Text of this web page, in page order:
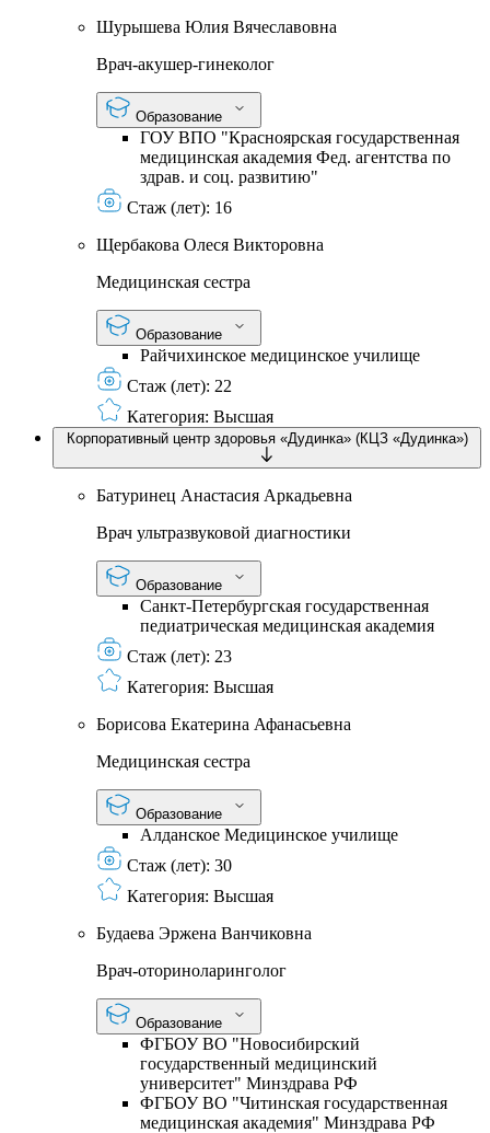
Шурышева Юлия Вячеславовна
Врач-акушер-гинеколог
Образование
ГОУ ВПО "Красноярская государственная
медицинская академия Фед. агентства по
здрав. и соц. развитию"
Стаж (лет): 16
Щербакова Олеся Викторовна
Медицинская сестра
Образование
Райчихинское медицинское училище
Стаж (лет): 22
Категория: Высшая
Корпоративный центр здоровья «Дудинка» (КЦЗ «Дудинка»)
Батуринец Анастасия Аркадьевна
Врач ультразвуковой диагностики
Образование
Санкт-Петербургская государственная
педиатрическая медицинская академия
Стаж (лет): 23
Категория: Высшая
Борисова Екатерина Афанасьевна
Медицинская сестра
Образование
Алданское Медицинское училище
Стаж (лет): 30
Категория: Высшая
Будаева Эржена Ванчиковна
Врач-оториноларинголог
Образование
ФГБОУ ВО "Новосибирский
государственный медицинский
университет" Минздрава РФ
ФГБОУ ВО "Читинская государственная
медицинская академия" Минздрава РФ